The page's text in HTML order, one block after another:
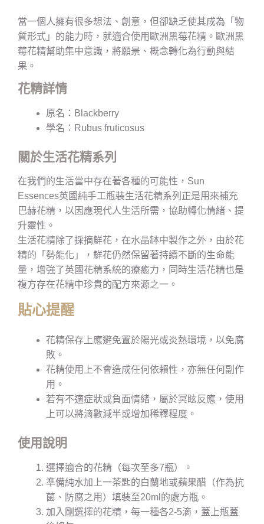
當一個人擁有很多想法、創意，但卻缺乏使其成為「物
質形式」的能力時，就適合使用歐洲黑莓花精。歐洲黑
莓花精幫助集中意識，將願景、概念轉化為行動與結
果。
花精詳情
原名：Blackberry
學名：Rubus fruticosus
關於生活花精系列
在我們的生活當中存在著各種的可能性，Sun
Essences英國純手工瓶裝生活花精系列正是用來補充
巴赫花精，以因應現代人生活所需，協助轉化情緒、提
升靈性。
生活花精除了採摘鮮花，在水晶缽中製作之外，由於花
精的「勢能化」，鮮花仍然保留著持續不斷的生命能
量，增強了英國花精系統的療癒力，同時生活花精也是
複方存在花精中珍貴的配方來源之一。
貼心提醒
花精保存上應避免置於陽光或炎熱環境，以免腐
敗。
花精使用上不會造成任何依賴性，亦無任何副作
用。
若有不適症狀或負面情緒，屬於冥眩反應，使用
上可以將滴數減半或增加稀釋程度。
使用說明
選擇適合的花精（每次至多7瓶）。
準備純水加上一茶匙的白蘭地或蘋果醋（作為抗
菌、防腐之用）填裝至20ml的處方瓶。
加入剛選擇的花精，每一種各2-5滴，蓋上瓶蓋